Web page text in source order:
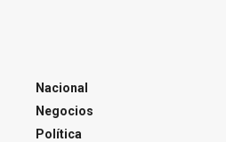
Nacional
Negocios
Política